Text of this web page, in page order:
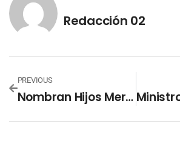
Redacción 02
PREVIOUS
Nombran Hijos Meritísimos De El Salvador A Jugadores De Selecta Playera